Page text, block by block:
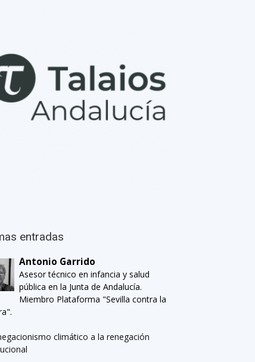
entradas
Antonio Garrido
Asesor técnico en infancia y salud
pública en la Junta de Andalucía.
Miembro Plataforma "Sevilla contra la
climático a la renegación